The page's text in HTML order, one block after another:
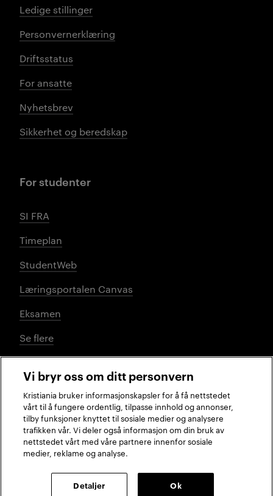
Ledige stillinger
Personvernerklæring
Driftsstatus
For ansatte
Nyhetsbrev
Sikkerhet og beredskap
For studenter
SI FRA
Timeplan
StudentWeb
Læringsportalen Canvas
Eksamen
Se flere
Sosiale medier
FacebookInstagramLinkedInTikTok
2026 © Kristiania
Vi bryr oss om ditt personvern
Kristiania bruker informasjonskapsler for å få nettstedet
vårt til å fungere ordentlig, tilpasse innhold og annonser,
tilby funksjoner knyttet til sosiale medier og analysere
trafikken vår. Vi deler også informasjon om din bruk av
nettstedet vårt med våre partnere innenfor sosiale
medier, reklame og analyse.
Detaljer Ok